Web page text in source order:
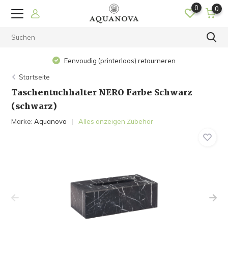
0 0
Eenvoudig (printerloos) retourneren
Startseite
Taschentuchhalter NERO Farbe Schwarz
(schwarz)
Marke:Aquanova Alles anzeigen Zubehör